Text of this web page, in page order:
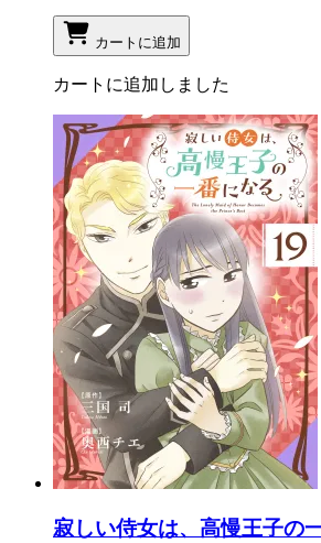
カートに追加
カートに追加しました
寂しい侍女は、高慢王子の